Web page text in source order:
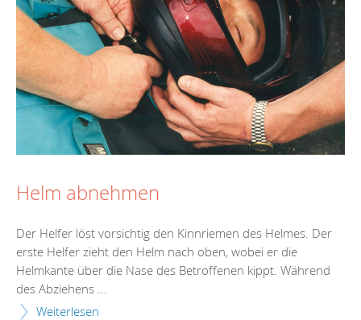
Helm abnehmen
Der Helfer löst vorsichtig den Kinnriemen des Helmes. Der
erste Helfer zieht den Helm nach oben, wobei er die
Helmkante über die Nase des Betroffenen kippt. Während
des Abziehens ...
Weiterlesen